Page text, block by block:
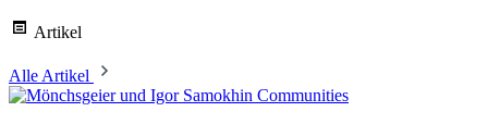
Artikel
Alle Artikel
Communities